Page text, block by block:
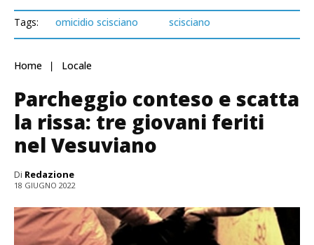
Tags: omicidio scisciano scisciano
Home Locale
Parcheggio conteso e scatta
la rissa: tre giovani feriti
nel Vesuviano
Di Redazione
18 GIUGNO 2022